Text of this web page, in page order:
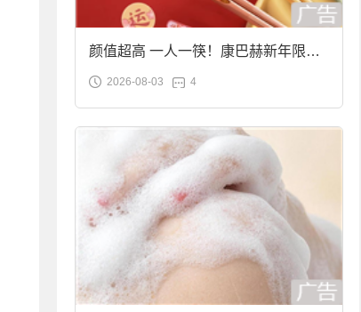
颜值超高 一人一筷！康巴赫新年限定
合金筷子大促：19.9元
2026-08-03 4